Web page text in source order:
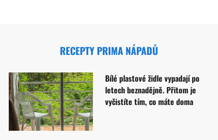
RECEPTY PRIMA NÁPADŮ
Bílé plastové židle vypadají po
letech beznadějně. Přitom je
vyčistíte tím, co máte doma